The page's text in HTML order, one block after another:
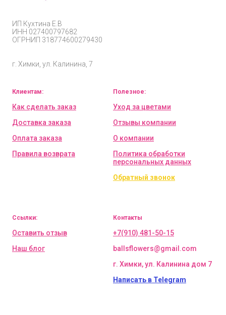
ИП Кухтина Е.В
ИНН 027400797682
ОГРНИП 318774600279430
г. Химки, ул. Калинина, 7
Клиентам:
Как сделать заказ
Доставка заказа
Оплата заказа
Правила возврата
Полезное:
Уход за цветами
Отзывы компании
О компании
Политика обработки
персональных данных
Обратный звонок
Ссылки:
Оставить отзыв
Наш блог
Контакты
+7(910) 481-50-15
ballsflowers@gmail.com
г. Химки, ул. Калинина дом 7
Написать в Telegram